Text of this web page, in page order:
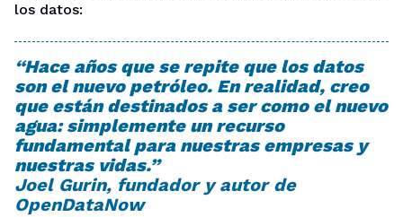
los datos:
“Hace años que se repite que los datos
son el nuevo petróleo. En realidad, creo
que están destinados a ser como el nuevo
agua: simplemente un recurso
fundamental para nuestras empresas y
nuestras vidas.”
Joel Gurin, fundador y autor de
OpenDataNow